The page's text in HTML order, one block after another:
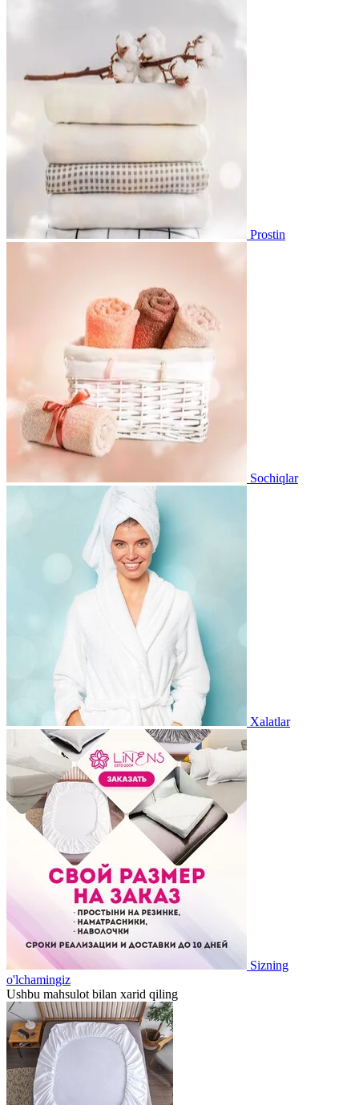
Prostin
Sochiqlar
Xalatlar
Sizning
o'lchamingiz
Ushbu mahsulot bilan xarid qiling